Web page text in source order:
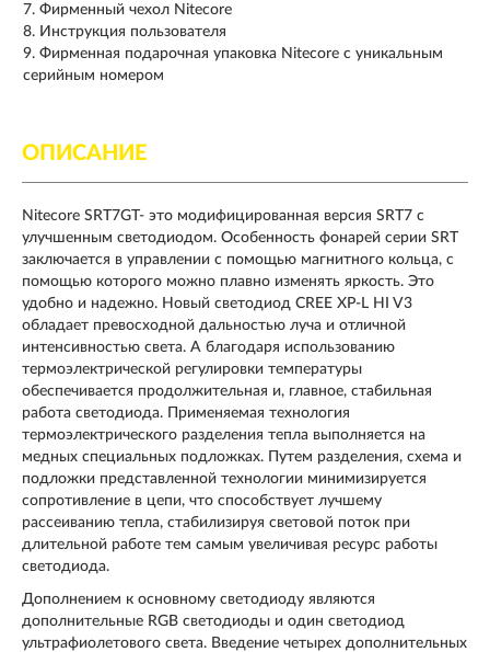
Фирменный чехол Nitecore
Инструкция пользователя
Фирменная подарочная упаковка Nitecore с уникальным
серийным номером
ОПИСАНИЕ
Nitecore SRT7GT- это модифицированная версия SRT7 с
улучшенным светодиодом. Особенность фонарей серии SRT
заключается в управлении с помощью магнитного кольца, с
помощью которого можно плавно изменять яркость. Это
удобно и надежно. Новый светодиод CREE XP-L HI V3
обладает превосходной дальностью луча и отличной
интенсивностью света. А благодаря использованию
термоэлектрической регулировки температуры
обеспечивается продолжительная и, главное, стабильная
работа светодиода. Применяемая технология
термоэлектрического разделения тепла выполняется на
медных специальных подложках. Путем разделения, схема и
подложки представленной технологии минимизируется
сопротивление в цепи, что способствует лучшему
рассеиванию тепла, стабилизируя световой поток при
длительной работе тем самым увеличивая ресурс работы
светодиода.
Дополнением к основному светодиоду являются
дополнительные RGB светодиоды и один светодиод
ультрафиолетового света. Введение четырех дополнительных